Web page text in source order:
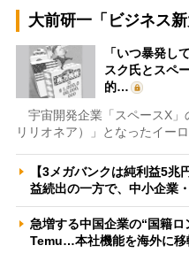
大前研一「ビジネス
「いつ暴発し
スク氏とスペ
的…
宇宙開発企業「スペースX」
リリオネア）」となったイー
【3メガバンクは純利益5
益続出の一方で、中小企業
急増する中国企業の“国籍
Temu…本社機能を海外に